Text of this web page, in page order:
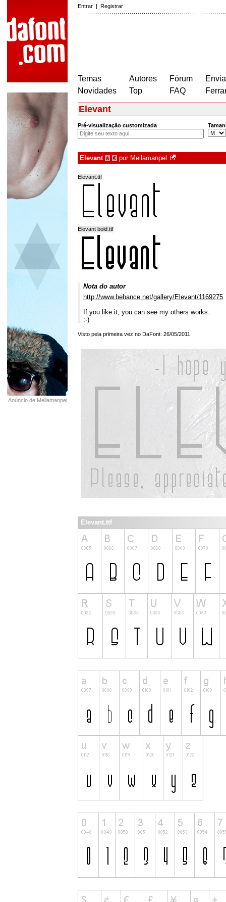
Entrar | Registrar
Temas
Novidades
Autores
Top
Fórum
FAQ
Anúncio de Mellamanpel
Elevant
Pré-visualização customizada
Elevant à € por Mellamanpel
Elevant.ttf
Elevant bold.ttf
Nota do autor
http://www.behance.net/gallery/Elevant/1169275
If you like it, you can see my others works.
:-)
Visto pela primeira vez no DaFont: 26/05/2011
Elevant.ttf